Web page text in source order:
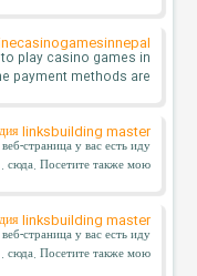
:
play casino games in
payment methods are . . .
linksbuilding master :
страница у вас есть иду
сюда. Посетите также мою . . .
linksbuilding master :
страница у вас есть иду
сюда. Посетите также мою . . .